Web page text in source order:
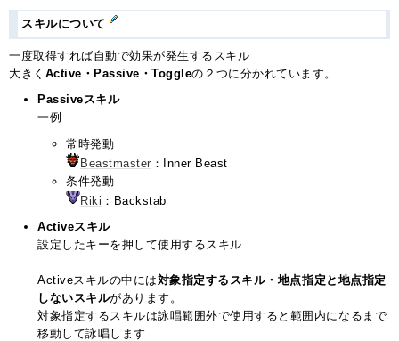
スキルについて
一度取得すれば自動で効果が発生するスキル
大きく Active・Passive・Toggleの２つに分かれています。
Passiveスキル
一例
常時発動
Beastmaster ：Inner Beast
条件発動
Riki ：Backstab
Activeスキル
設定したキーを押して使用するスキル
Activeスキルの中には対象指定するスキル・地点指定と地点指定
しないスキルがあります。
対象指定するスキルは詠唱範囲外で使用すると範囲内になるまで
移動して詠唱します